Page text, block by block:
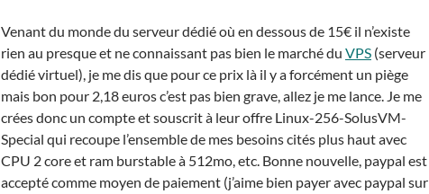
Venant du monde du serveur dédié où en dessous de 15€ il n’existe
rien au presque et ne connaissant pas bien le marché du VPS (serveur
dédié virtuel), je me dis que pour ce prix là il y a forcément un piège
mais bon pour 2,18 euros c’est pas bien grave, allez je me lance. Je me
crées donc un compte et souscrit à leur offre Linux-256-SolusVM-
Special qui recoupe l’ensemble de mes besoins cités plus haut avec
CPU 2 core et ram burstable à 512mo, etc. Bonne nouvelle, paypal est
accepté comme moyen de paiement (j’aime bien payer avec paypal sur